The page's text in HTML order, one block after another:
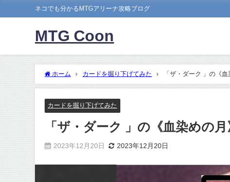
ネコでも分かるMTGアリーナ攻略ブログ
MTG Coon
ホーム カードを掘り下げてみた 「ザ・ダーク 」の《
カードを掘り下げてみた
「ザ・ダーク 」の《血染めの
2023年12月20日 2023年12月20日